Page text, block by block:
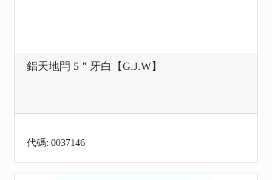
鋁天地閂 5＂牙白【G.J.W】
代碼: 0037146